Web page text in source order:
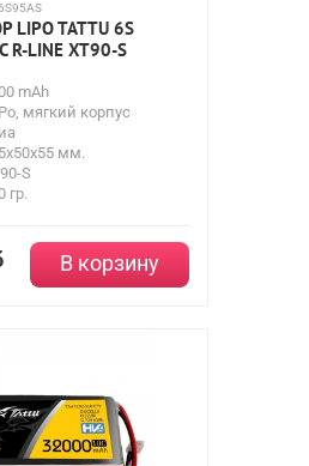
TATTU 6S
R-LINE XT90-S
mAh
мягкий корпус
мм.
S
гр.
В корзину